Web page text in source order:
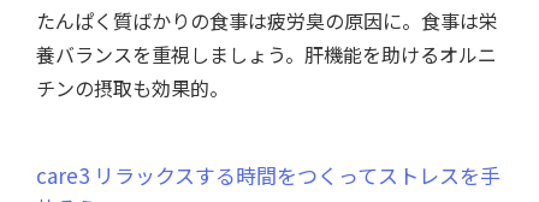
たんぱく質ばかりの食事は疲労臭の原因に。食事は栄
養バランスを重視しましょう。肝機能を助けるオルニ
チンの摂取も効果的。
care3 リラックスする時間をつくってストレスを手